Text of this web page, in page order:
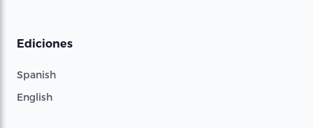
Ediciones
Spanish
English